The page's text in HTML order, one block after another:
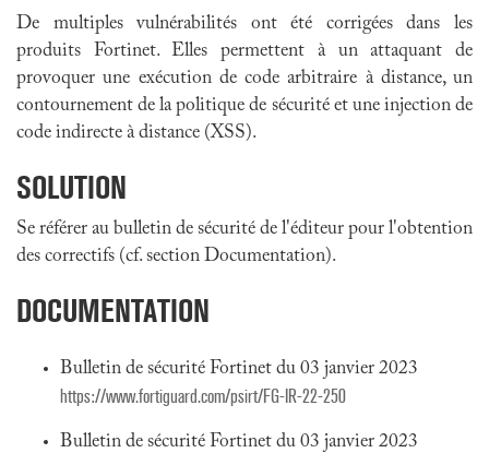
De multiples vulnérabilités ont été corrigées dans les
produits Fortinet. Elles permettent à un attaquant de
provoquer une exécution de code arbitraire à distance, un
contournement de la politique de sécurité et une injection de
code indirecte à distance (XSS).
SOLUTION
Se référer au bulletin de sécurité de l'éditeur pour l'obtention
des correctifs (cf. section Documentation).
DOCUMENTATION
Bulletin de sécurité Fortinet du 03 janvier 2023
https://www.fortiguard.com/psirt/FG-IR-22-250
Bulletin de sécurité Fortinet du 03 janvier 2023